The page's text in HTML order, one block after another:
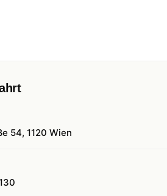
54, 1120 Wien